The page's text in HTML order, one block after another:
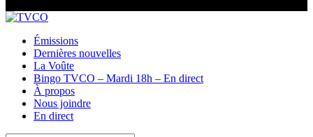
Émissions
Dernières nouvelles
La Voûte
Bingo TVCO – Mardi 18h – En direct
À propos
Nous joindre
En direct